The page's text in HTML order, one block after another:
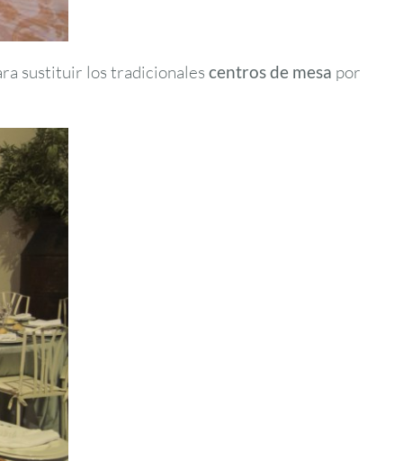
sustituir los tradicionales centros de mesa por